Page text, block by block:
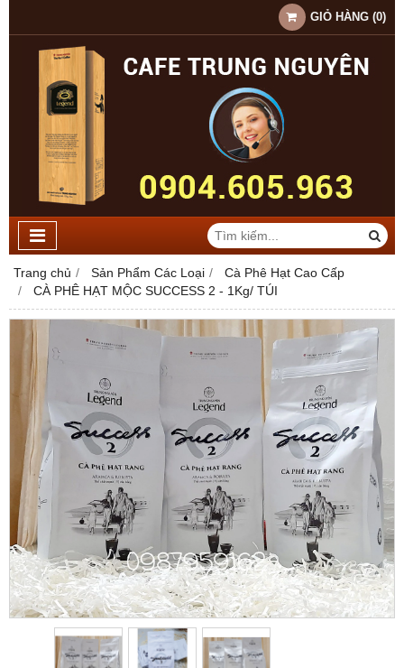
GIỎ HÀNG (0)
Trang chủ Sản Phẩm Các Loại
Cà Phê Hạt Cao Cấp
CÀ PHÊ HẠT MỘC SUCCESS 2 - 1Kg/ TÚI